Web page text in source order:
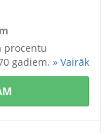
procentu
gadiem. » Vairāk